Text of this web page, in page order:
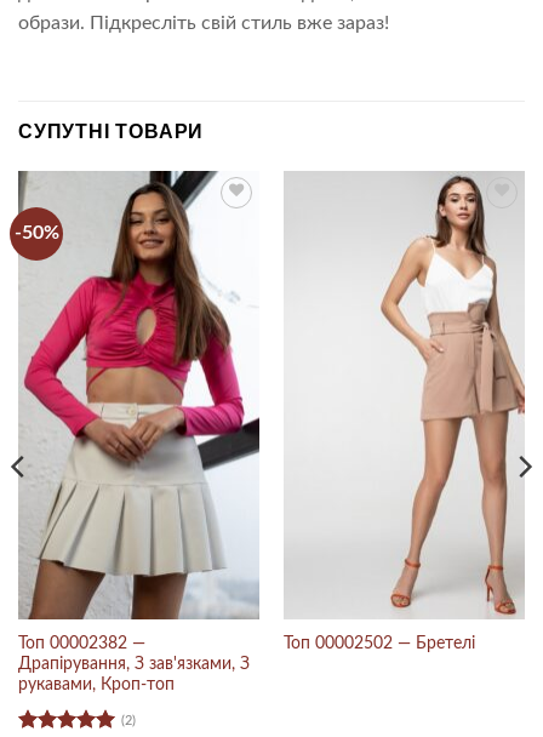
образи. Підкресліть свій стиль вже зараз!
СУПУТНІ ТОВАРИ
-50%
Топ 00002382 —
Драпірування, З зав'язками, З
рукавами, Кроп-топ
(2)
Топ 00002502 — Бретелі